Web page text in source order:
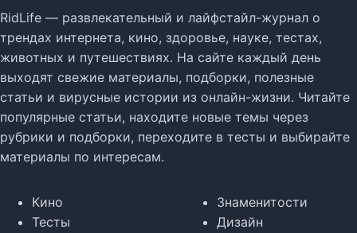
RidLife — развлекательный и лайфстайл-журнал о
трендах интернета, кино, здоровье, науке, тестах,
животных и путешествиях. На сайте каждый день
выходят свежие материалы, подборки, полезные
статьи и вирусные истории из онлайн-жизни. Читайте
популярные статьи, находите новые темы через
рубрики и подборки, переходите в тесты и выбирайте
материалы по интересам.
Кино
Тесты
Знаменитости
Дизайн